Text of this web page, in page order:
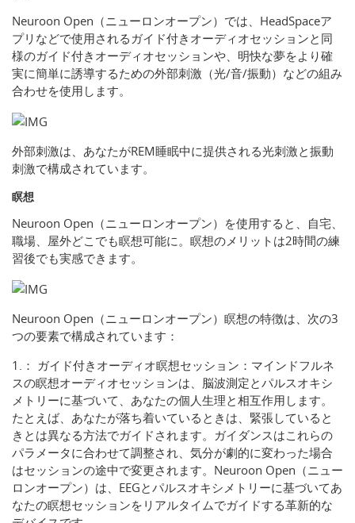
Neuroon Open（ニューロンオープン）では、HeadSpaceア
プリなどで使用されるガイド付きオーディオセッションと同
様のガイド付きオーディオセッションや、明快な夢をより確
実に簡単に誘導するための外部刺激（光/音/振動）などの組み
合わせを使用します。
外部刺激は、あなたがREM睡眠中に提供される光刺激と振動
刺激で構成されています。
瞑想
Neuroon Open（ニューロンオープン）を使用すると、自宅、
職場、屋外どこでも瞑想可能に。瞑想のメリットは2時間の練
習後でも実感できます。
Neuroon Open（ニューロンオープン）瞑想の特徴は、次の3
つの要素で構成されています：
1.： ガイド付きオーディオ瞑想セッション：マインドフルネ
スの瞑想オーディオセッションは、脳波測定とパルスオキシ
メトリーに基づいて、あなたの個人生理と相互作用します。
たとえば、あなたが落ち着いているときは、緊張していると
きとは異なる方法でガイドされます。ガイダンスはこれらの
パラメータに合わせて調整され、気分が劇的に変わった場合
はセッションの途中で変更されます。Neuroon Open（ニュー
ロンオープン）は、EEGとパルスオキシメトリーに基づいてあ
なたの瞑想セッションをリアルタイムでガイドする革新的な